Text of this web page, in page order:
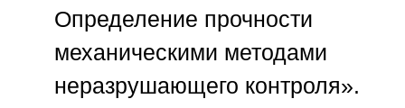
Определение прочности
механическими методами
неразрушающего контроля».